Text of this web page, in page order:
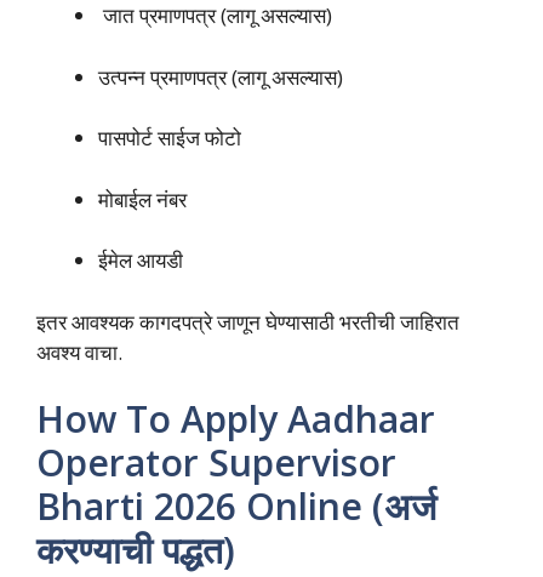
जात प्रमाणपत्र (लागू असल्यास)
उत्पन्न प्रमाणपत्र (लागू असल्यास)
पासपोर्ट साईज फोटो
मोबाईल नंबर
ईमेल आयडी
इतर आवश्यक कागदपत्रे जाणून घेण्यासाठी भरतीची जाहिरात
अवश्य वाचा.
How To Apply Aadhaar
Operator Supervisor
Bharti 2026 Online (अर्ज
करण्याची पद्धत)